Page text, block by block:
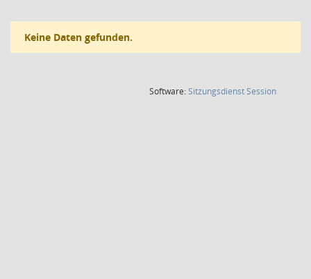
Keine Daten gefunden.
Software:SitzungsdienstSession(Wird in